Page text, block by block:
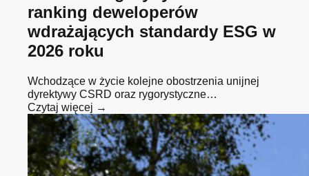
ranking deweloperów
wdrażających standardy ESG w
2026 roku
Wchodzące w życie kolejne obostrzenia unijnej
dyrektywy CSRD oraz rygorystyczne…
Czytaj więcej →